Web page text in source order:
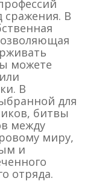
сражения. В
можете
В
для
битвы
между
миру,
и
отряда.